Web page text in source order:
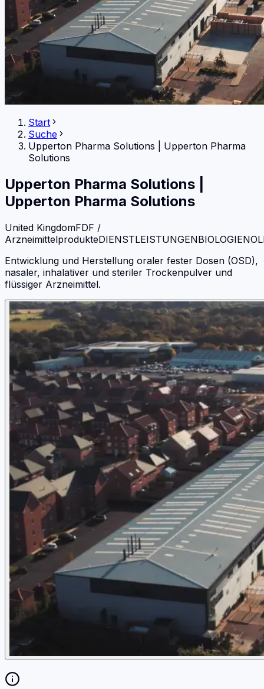
Start
Suche
Upperton Pharma Solutions
Upperton Pharma
Solutions
Upperton Pharma Solutions
Upperton Pharma Solutions
United KingdomFDF /
ArzneimittelprodukteDIENSTLEISTUNGENBIOLOGIEN
Entwicklung und Herstellung oraler fester Dosen (OSD),
nasaler, inhalativer und steriler Trockenpulver und
flüssiger Arzneimittel.